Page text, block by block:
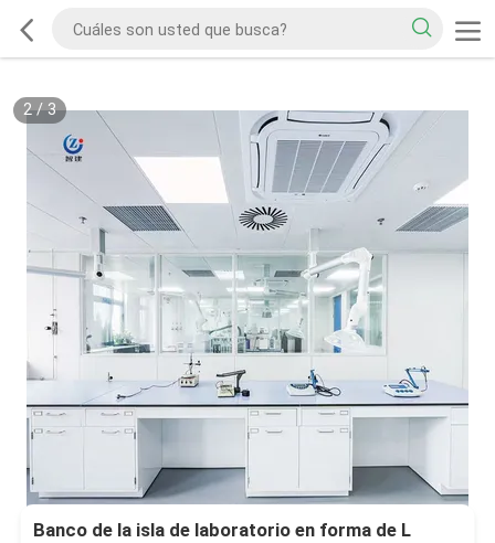
2/3
Banco de la isla de laboratorio en forma de L